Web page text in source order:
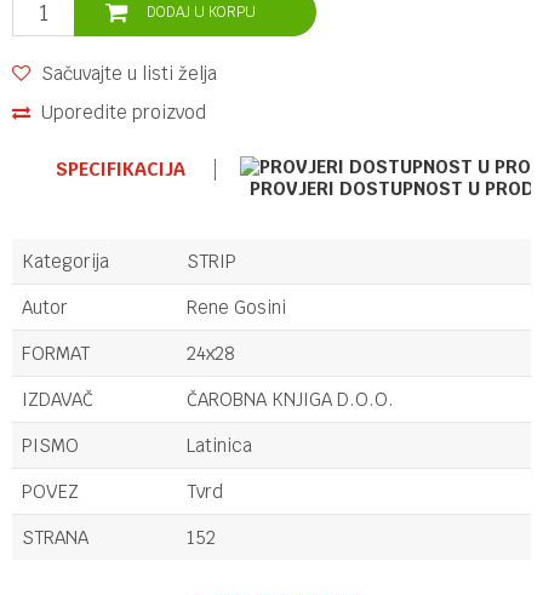
DODAJ U KORPU
Sačuvajte u listi želja
Uporedite proizvod
SPECIFIKACIJA
PROVJERI DOSTUPNOST U
Kategorija
STRIP
Autor
Rene Gosini
FORMAT
24x28
IZDAVAČ
ČAROBNA KNJIGA D.O.O.
PISMO
Latinica
POVEZ
Tvrd
STRANA
152